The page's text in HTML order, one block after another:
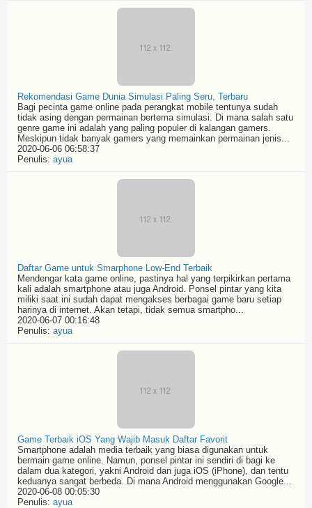
Rekomendasi Game Dunia Simulasi Paling Seru, Terbaru
Bagi pecinta game online pada perangkat mobile tentunya sudah
tidak asing dengan permainan bertema simulasi. Di mana salah satu
genre game ini adalah yang paling populer di kalangan gamers.
Meskipun tidak banyak gamers yang memainkan permainan jenis...
2020-06-06 06:58:37
Penulis: ayua
Daftar Game untuk Smarphone Low-End Terbaik
Mendengar kata game online, pastinya hal yang terpikirkan pertama
kali adalah smartphone atau juga Android. Ponsel pintar yang kita
miliki saat ini sudah dapat mengakses berbagai game baru setiap
harinya di internet. Akan tetapi, tidak semua smartpho...
2020-06-07 00:16:48
Penulis: ayua
Game Terbaik iOS Yang Wajib Masuk Daftar Favorit
Smartphone adalah media terbaik yang biasa digunakan untuk
bermain game online. Namun, ponsel pintar ini sendiri di bagi ke
dalam dua kategori, yakni Android dan juga iOS (iPhone), dan tentu
keduanya sangat berbeda. Di mana Android menggunakan Google...
2020-06-08 00:05:30
Penulis: ayua